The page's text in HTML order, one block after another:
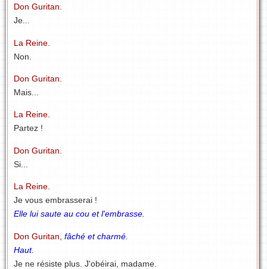
Don Guritan.
Je...
La Reine.
Non.
Don Guritan.
Mais...
La Reine.
Partez !
Don Guritan.
Si...
La Reine.
Je vous embrasserai !
Elle lui saute au cou et l'embrasse.
Don Guritan fâché et charmé.
Haut.
Je ne résiste plus. J'obéirai, madame.